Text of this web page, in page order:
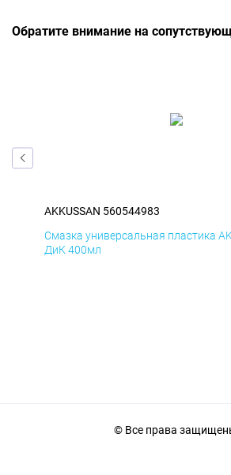
Обратите внимание на
AKKUSSAN 560544983
Смазка универсальная пластика
ДиК 400мл
© Все права